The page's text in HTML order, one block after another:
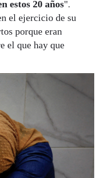
estos 20 años".
el ejercicio de su
porque eran
el que hay que